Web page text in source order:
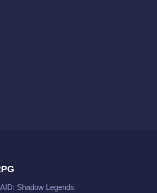
Shadow Legends